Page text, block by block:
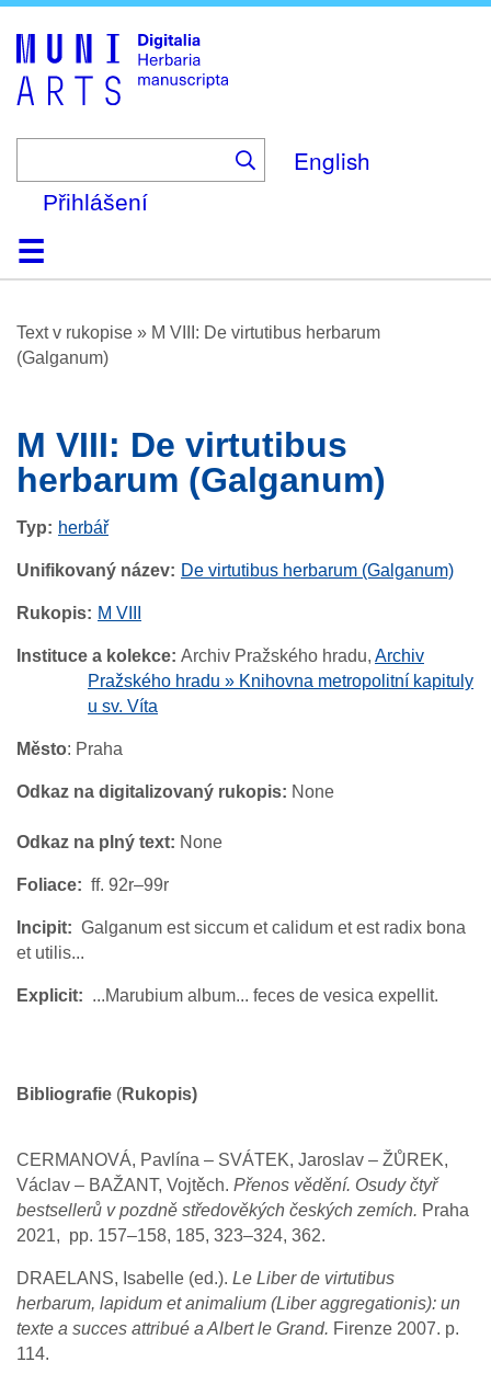
English
Přihlášení
DomůProhlížení
O platformě
Nápověda
KontaktDigitalia
Text v rukopise » M VIII: De virtutibus herbarum
(Galganum)
M VIII: De virtutibus
herbarum (Galganum)
Typ herbář
Unifikovaný název De virtutibus herbarum (Galganum)
Rukopis M VIII
Instituce a kolekce: Archiv Pražského hradu, Archiv
Pražského hradu » Knihovna metropolitní kapituly
u sv. Víta
Město: Praha
Odkaz na digitalizovaný rukopis: None
Odkaz na plný text: None
Foliace ff. 92r–99r
Incipit
Galganum est siccum et calidum et est radix bona
et utilis...
Explicit ...Marubium album... feces de vesica expellit.
Bibliografie (Rukopis)
CERMANOVÁ, Pavlína – SVÁTEK, Jaroslav – ŽŮREK,
Václav – BAŽANT, Vojtěch. Přenos vědění. Osudy čtyř
bestsellerů v pozdně středověkých českých zemích. Praha
2021, pp. 157–158, 185, 323–324, 362.
DRAELANS, Isabelle (ed.). Le Liber de virtutibus
herbarum, lapidum et animalium (Liber aggregationis): un
texte a succes attribué a Albert le Grand. Firenze 2007. p.
114.